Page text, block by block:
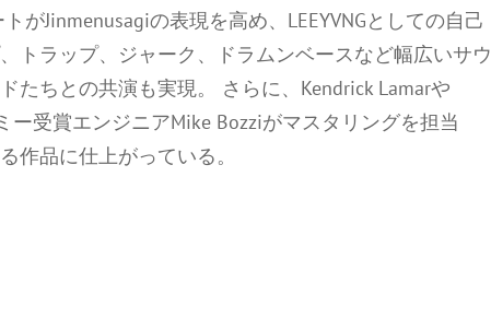
がJinmenusagiの表現を高め、LEEYVNGとしての自己
トラップ、ジャーク、ドラムンベースなど幅広いサウ
たちとの共演も実現。 さらに、Kendrick Lamarや
ー受賞エンジニアMike Bozziがマスタリングを担当
作品に仕上がっている。